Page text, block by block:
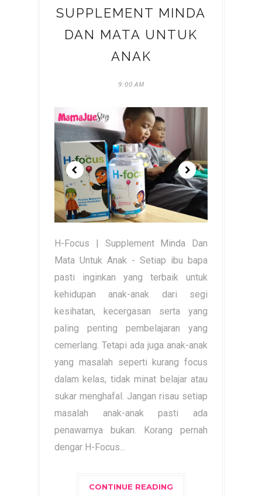
SUPPLEMENT MINDA
DAN MATA UNTUK
ANAK
9:00 AM
H-Focus | Supplement Minda Dan
Mata Untuk Anak - Setiap ibu bapa
pasti inginkan yang terbaik untuk
kehidupan anak-anak dari segi
kesihatan, kecergasan serta yang
paling penting pembelajaran yang
cemerlang. Tetapi ada juga anak-anak
yang masalah seperti kurang focus
dalam kelas, tidak minat belajar atau
sukar menghafal. Jangan risau setiap
masalah anak-anak pasti ada
penawarnya bukan. Korang pernah
dengar H-Focus...
CONTINUE READING